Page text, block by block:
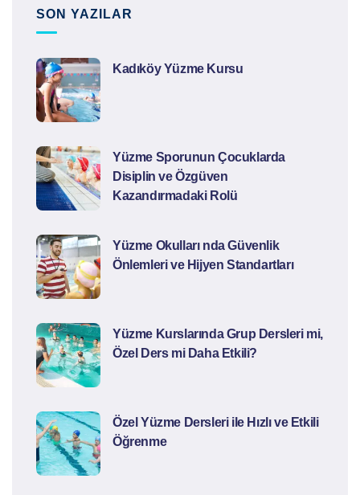
SON YAZILAR
Kadıköy Yüzme Kursu
Yüzme Sporunun Çocuklarda
Disiplin ve Özgüven
Kazandırmadaki Rolü
Yüzme Okulları nda Güvenlik
Önlemleri ve Hijyen Standartları
Yüzme Kurslarında Grup Dersleri mi,
Özel Ders mi Daha Etkili?
Özel Yüzme Dersleri ile Hızlı ve Etkili
Öğrenme